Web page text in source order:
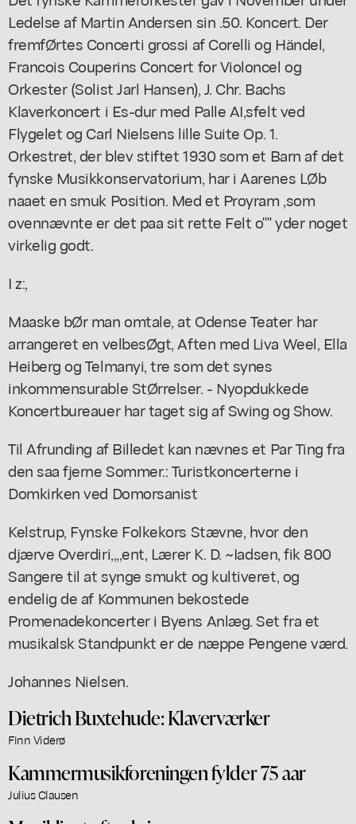
Ledelse af Martin Andersen sin .50. Koncert. Der
fremfØrtes Concerti grossi af Corelli og Händel,
Francois Couperins Concert for Violoncel og
Orkester (Solist Jarl Hansen), J. Chr. Bachs
Klaverkoncert i Es-dur med Palle AI,sfelt ved
Flygelet og Carl Nielsens lille Suite Op. 1.
Orkestret, der blev stiftet 1930 som et Barn af det
fynske Musikkonservatorium, har i Aarenes LØb
naaet en smuk Position. Med et Proyram ,som
ovennævnte er det paa sit rette Felt o"" yder noget
virkelig godt.
I z:,
Maaske bØr man omtale, at Odense Teater har
arrangeret en velbesØgt, Aften med Liva Weel, Ella
Heiberg og Telmanyi, tre som det synes
inkommensurable StØrrelser. - Nyopdukkede
Koncertbureauer har taget sig af Swing og Show.
Til Afrunding af Billedet kan nævnes et Par Ting fra
den saa fjerne Sommer.: Turistkoncerterne i
Domkirken ved Domorsanist
Kelstrup, Fynske Folkekors Stævne, hvor den
djærve Overdiri,,,,ent, Lærer K. D. ~Iadsen, fik 800
Sangere til at synge smukt og kultiveret, og
endelig de af Kommunen bekostede
Promenadekoncerter i Byens Anlæg. Set fra et
musikalsk Standpunkt er de næppe Pengene værd.
Johannes Nielsen.
Dietrich Buxtehude: Klaverværker
Finn Viderø
Kammermusikforeningen fylder 75 aar
Julius Clausen